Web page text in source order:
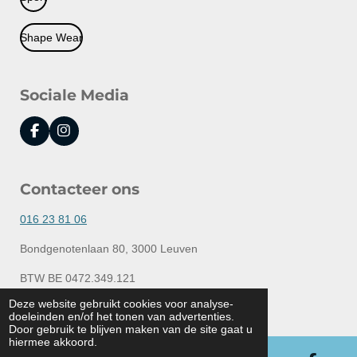
Deze website gebruikt cookies voor analyse-
doeleinden en/of het tonen van advertenties.
Door gebruik te blijven maken van de site gaat u
hiermee akkoord.
Shape Wear
Sociale Media
F
a
b
o
k
I
n
a
r
a
Contacteer ons
016 23 81 06
Bondgenotenlaan 80, 3000 Leuven
BTW BE 0472.349.121
Powered byJouwWeb